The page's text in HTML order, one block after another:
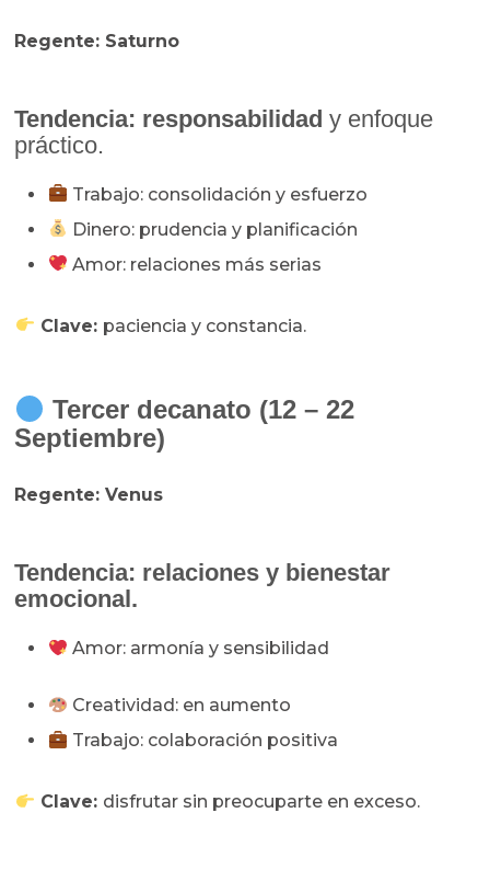
Regente: Saturno
Tendencia: responsabilidady enfoque
práctico.
Trabajo: consolidación y esfuerzo
Dinero: prudencia y planificación
Amor: relaciones más serias
Clave: paciencia y constancia.
Tercer decanato (12 – 22
Septiembre)
Regente: Venus
Tendencia: relaciones y bienestar
emocional.
Amor: armonía y sensibilidad
Creatividad: en aumento
Trabajo: colaboración positiva
Clave: disfrutar sin preocuparte en exceso.